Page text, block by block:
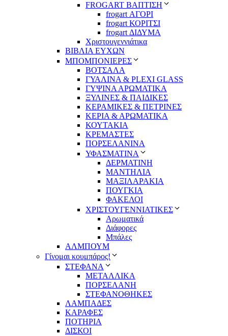
FROGART ΒΑΠΤΙΣΗ
frogart ΑΓΟΡΙ
frogart ΚΟΡΙΤΣΙ
frogart ΔΙΔΥΜΑ
Χριστουγεννιάτικα
ΒΙΒΛΙΑ ΕΥΧΩΝ
ΜΠΟΜΠΟΝΙΕΡΕΣ
ΒΟΤΣΑΛΑ
ΓΥΑΛΙΝΑ & PLEXI GLASS
ΓΥΨΙΝΑ ΑΡΩΜΑΤΙΚΑ
ΞΥΛΙΝΕΣ & ΠΑΙΔΙΚΕΣ
ΚΕΡΑΜΙΚΕΣ & ΠΕΤΡΙΝΕΣ
ΚΕΡΙΑ & ΑΡΩΜΑΤΙΚΑ
ΚΟΥΤΑΚΙΑ
ΚΡΕΜΑΣΤΕΣ
ΠΟΡΣΕΛΑΝΙΝΑ
ΥΦΑΣΜΑΤΙΝA
ΔΕΡΜΑΤΙΝΗ
ΜΑΝΤΗΛΙΑ
ΜΑΞΙΛΑΡΑΚΙΑ
ΠΟΥΓΚΙΑ
ΦΑΚΕΛΟΙ
ΧΡΙΣΤΟΥΓΕΝΝΙΑΤΙΚΕΣ
Αρωματικά
Διάφορες
Μπάλες
ΑΛΜΠΟΥΜ
Γίνομαι κουμπάρος!
ΣΤΕΦΑΝΑ
ΜΕΤΑΛΛΙΚΑ
ΠΟΡΣΕΛΑΝΗ
ΣΤΕΦΑΝΟΘΗΚΕΣ
ΛΑΜΠΑΔΕΣ
ΚΑΡΑΦΕΣ
ΠΟΤΗΡΙΑ
ΔΙΣΚΟΙ